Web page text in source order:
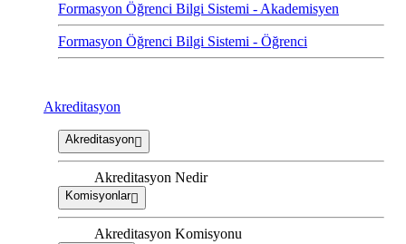
Formasyon Öğrenci Bilgi Sistemi - Akademisyen
Formasyon Öğrenci Bilgi Sistemi - Öğrenci
Akreditasyon
Akreditasyon
Akreditasyon Nedir
Komisyonlar
Akreditasyon Komisyonu